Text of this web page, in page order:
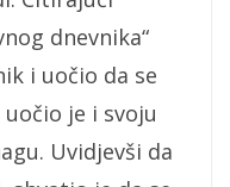
dnevnika“
i uočio da se
je i svoju
Uvidjevši da